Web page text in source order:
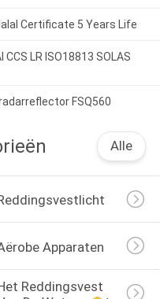
Certificate 5 Years Life
LR ISO18813 SOLAS
FSQ560
Alle
Apparaten
Reddingsvest